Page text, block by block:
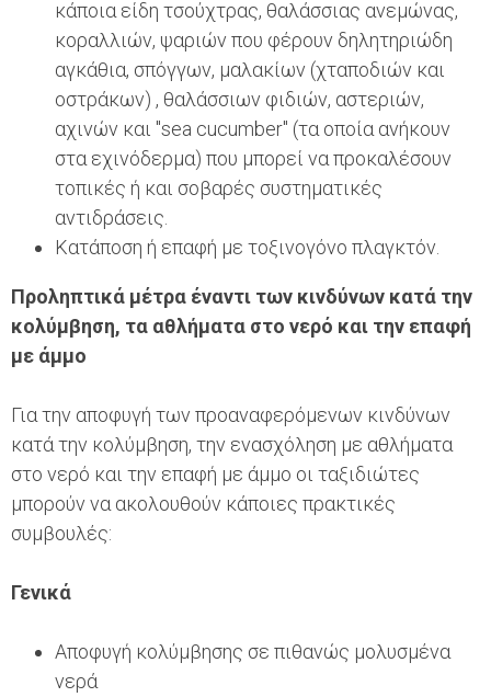
κάποια είδη τσούχτρας, θαλάσσιας ανεμώνας,
κοραλλιών, ψαριών που φέρουν δηλητηριώδη
αγκάθια, σπόγγων, μαλακίων (χταποδιών και
οστράκων) , θαλάσσιων φιδιών, αστεριών,
αχινών και "sea cucumber" (τα οποία ανήκουν
στα εχινόδερμα) που μπορεί να προκαλέσουν
τοπικές ή και σοβαρές συστηματικές
αντιδράσεις.
Κατάποση ή επαφή με τοξινογόνο πλαγκτόν.
Προληπτικά μέτρα έναντι των κινδύνων κατά την
κολύμβηση, τα αθλήματα στο νερό και την επαφή
με άμμο
Για την αποφυγή των προαναφερόμενων κινδύνων
κατά την κολύμβηση, την ενασχόληση με αθλήματα
στο νερό και την επαφή με άμμο οι ταξιδιώτες
μπορούν να ακολουθούν κάποιες πρακτικές
συμβουλές:
Γενικά
Αποφυγή κολύμβησης σε πιθανώς μολυσμένα
νερά